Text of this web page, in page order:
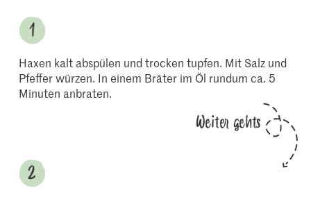
Haxen kalt abspülen und trocken tupfen. Mit Salz und
Pfeffer würzen. In einem Bräter im Öl rundum ca. 5
Minuten anbraten.
Weiter gehts